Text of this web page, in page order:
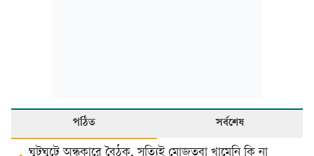
পঠিত সর্বশেষ
ঘুটঘুটে অন্ধকারে বৈঠক, সত্যিই মোজতবা খামেনি কি না